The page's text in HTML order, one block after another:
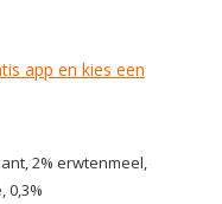
app en kies een
2% erwtenmeel,
0,3%